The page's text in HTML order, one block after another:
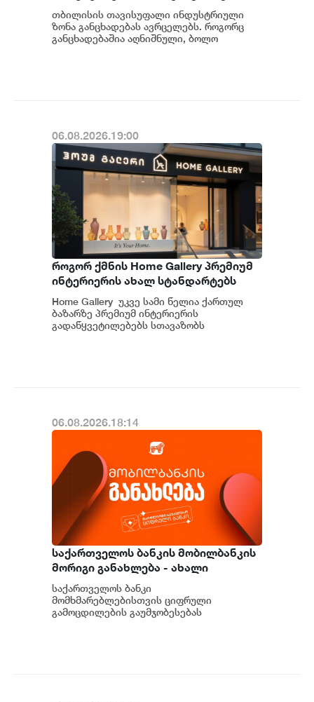
ავრცელებს
თბილისის თავისუფალი ინდუსტრიული
ზონა განცხადებას ავრცელებს. როგორც
განცხადებაშია აღნიშნული, ბოლო
06.08.2026.19:00
როგორ ქმნის Home Gallery პრემიუმ
ინტერიერის ახალ სტანდარტებს
საქართველოში
Home Gallery უკვე სამი წელია ქართულ
ბაზარზე პრემიუმ ინტერიერის
გადაწყვეტილებებს სთავაზობს
06.08.2026.18:14
საქართველოს ბანკის მობილბანკის
მორიგი განახლება - ახალი
შესაძლებლობები
მომხმარებლებისთვის
საქართველოს ბანკი
მომხმარებლებისთვის ციფრული
გამოცდილების გაუმჯობესებას